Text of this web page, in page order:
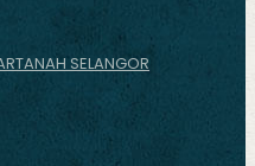
SELANGOR